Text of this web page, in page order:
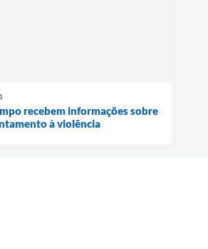
recebem informações sobre
à violência